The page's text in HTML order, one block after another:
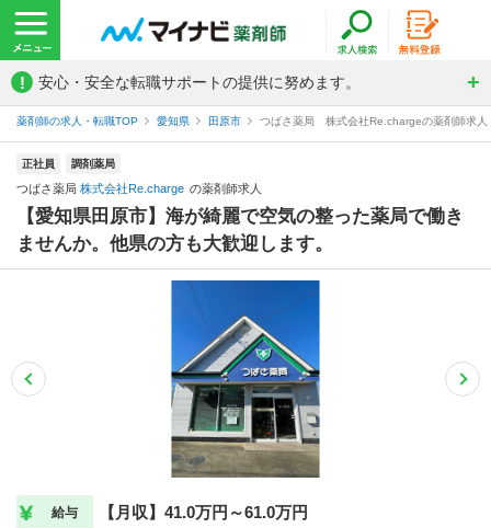
! 安心・安全な転職サポートの提供に努めます。
薬剤師の求人・転職TOP 愛知県 田原市 つばさ薬局 株式会社Re.chargeの薬剤師求人
正社員 調剤薬局
つばさ薬局 株式会社Re.charge の薬剤師求人
【愛知県田原市】海が綺麗で空気の整った薬局で働き
ませんか。他県の方も大歓迎します。
給与 【月収】41.0万円～61.0万円